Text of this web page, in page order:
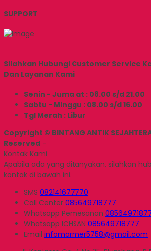
SUPPORT
Silahkan Hubungi Customer Service
Dan Layanan Kami
Senin - Juma'at : 08.00 s/d 21.00
Sabtu - Minggu : 08.00 s/d 16.00
Tgl Merah : Libur
Copyright © BINTANG ANTIK
Reserved -
Kontak Kami
Apabila ada yang ditanyakan, silahkan
kontak di bawah ini.
SMS 082141677770
Call Center 085649718777
Whatsapp Pemesanan
Whatsapp ICHSAN 085649718777
Email infomarmer5758@gmail.com